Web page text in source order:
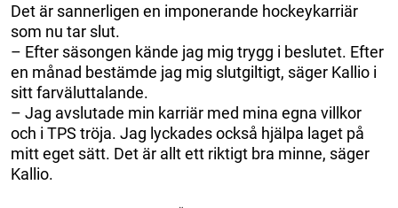
Det är sannerligen en imponerande hockeykarriär
som nu tar slut.
– Efter säsongen kände jag mig trygg i beslutet. Efter
en månad bestämde jag mig slutgiltigt, säger Kallio i
sitt farväluttalande.
– Jag avslutade min karriär med mina egna villkor
och i TPS tröja. Jag lyckades också hjälpa laget på
mitt eget sätt. Det är allt ett riktigt bra minne, säger
Kallio.